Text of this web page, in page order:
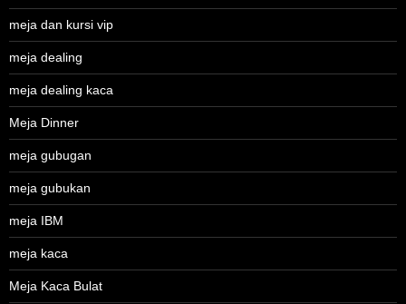
meja dan kursi vip
meja dealing
meja dealing kaca
Meja Dinner
meja gubugan
meja gubukan
meja IBM
meja kaca
Meja Kaca Bulat